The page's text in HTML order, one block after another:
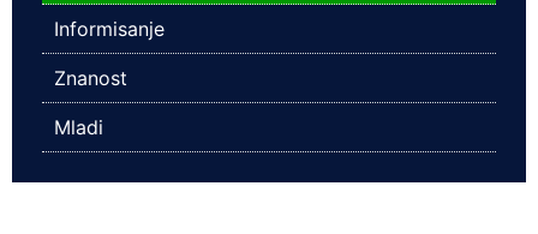
Informisanje
Znanost
Mladi